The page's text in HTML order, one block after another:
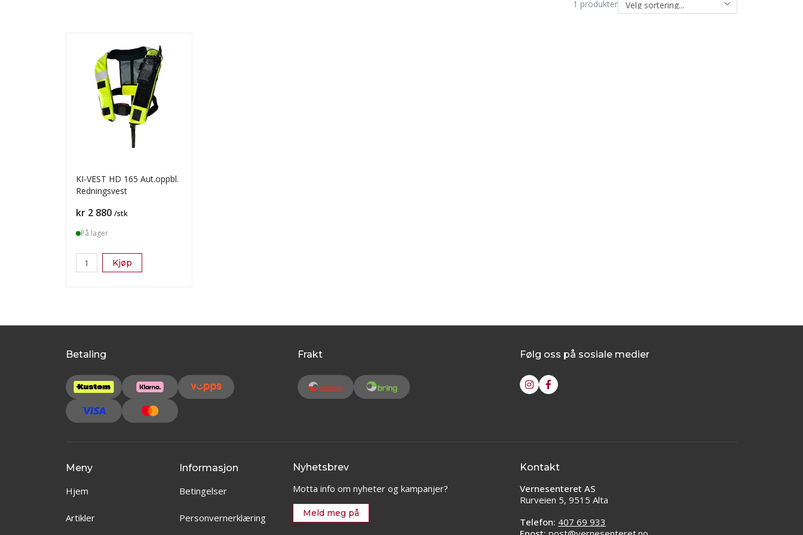
1 produkter
KI-VEST HD 165 Aut.oppbl.
Redningsvest
Pris
kr 2 880 /stk
På lager
Kjøp
Betaling Frakt Følg oss på sosiale medier
Meny
Hjem
Artikler
Informasjon
Betingelser
Personvernerklæring
Nyhetsbrev
Motta info om nyheter og kampanjer?
Meld meg på
Kontakt
Vernesenteret AS
Rurveien 5, 9515 Alta
Telefon: 407 69 933